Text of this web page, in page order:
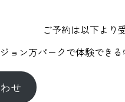
ご予約は以下より
ョン万パークで体験でき
せ